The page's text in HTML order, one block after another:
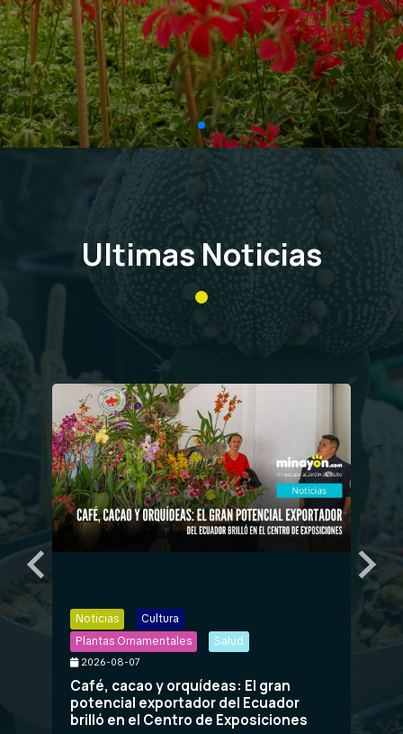
Ultimas Noticias
Noticias
Cultura
Plantas Ornamentales
Salud
2026-08-07
Café, cacao y orquídeas: El gran
potencial exportador del Ecuador
brilló en el Centro de Exposiciones